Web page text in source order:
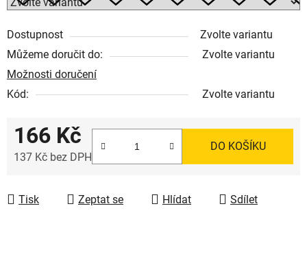
Dostupnost
Zvolte variantu
Můžeme doručit do:
Zvolte variantu
Možnosti doručení
Kód:
Zvolte variantu
166 Kč
137 Kč bez DPH
DO KOŠÍKU
Tisk Zeptat se Hlídat Sdílet